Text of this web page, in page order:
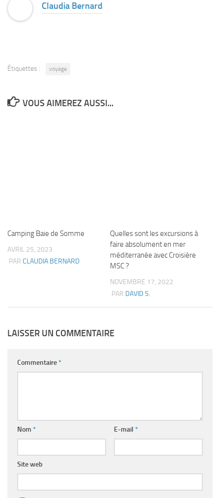
Claudia Bernard
Étiquettes : voyage
VOUS AIMEREZ AUSSI...
Camping Baie de Somme
AVRIL 25, 2023
PAR CLAUDIA BERNARD
Quelles sont les excursions à
faire absolument en mer
méditerranée avec Croisière
MSC ?
NOVEMBRE 17, 2022
PAR DAVID S.
LAISSER UN COMMENTAIRE
Commentaire*
Nom * E-mail *
Site web